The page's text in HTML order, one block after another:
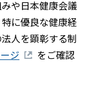
や日本健康会議
に優良な健康経
人を顕彰する制
ジ
をご確認